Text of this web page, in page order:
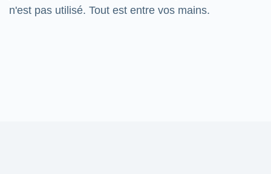
n'est pas utilisé. Tout est entre vos mains.